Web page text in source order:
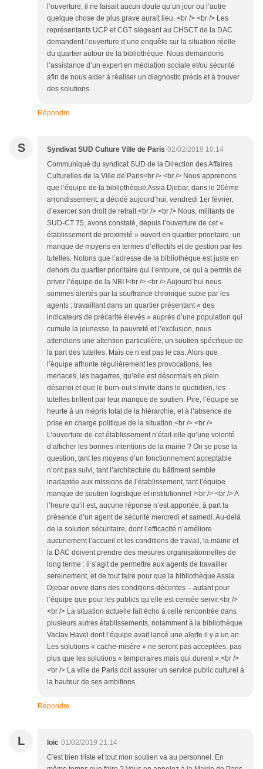
l’ouverture, il ne faisait aucun doute qu’un jour ou l’autre
quelque chose de plus grave aurait lieu. <br /> <br /> Les
représentants UCP et CGT siégeant au CHSCT de la DAC
demandent l’ouverture d’une enquête sur la situation réelle
du quartier autour de la bibliothèque. Nous demandons
l’assistance d’un expert en médiation sociale et/ou sécurité
afin de nous aider à réaliser un diagnostic précis et à trouver
des solutions.
Répondre
S Syndivat SUD Culture Ville de Paris 02/02/2019 10:14
Communiqué du syndicat SUD de la Direction des Affaires
Culturelles de la Ville de Paris<br /> <br /> Nous apprenons
que l’équipe de la bibliothèque Assia Djebar, dans le 20ème
arrondissement, a décidé aujourd’hui, vendredi 1er février,
d’exercer son droit de retrait.<br /> <br /> Nous, militants de
SUD-CT 75, avons constaté, depuis l’ouverture de cet «
établissement de proximité » ouvert en quartier prioritaire, un
manque de moyens en termes d’effectifs et de gestion par les
tutelles. Notons que l’adresse de la bibliothèque est juste en
dehors du quartier prioritaire qui l’entoure, ce qui a permis de
priver l’équipe de la NBI !<br /> <br /> Aujourd’hui nous
sommes alertés par la souffrance chronique subie par les
agents : travaillant dans un quartier présentant « des
indicateurs de précarité élevés » auprès d’une population qui
cumule la jeunesse, la pauvreté et l’exclusion, nous
attendions une attention particulière, un soutien spécifique de
la part des tutelles. Mais ce n’est pas le cas. Alors que
l’équipe affronte régulièrement les provocations, les
menaces, les bagarres, qu’elle est désormais en plein
désarroi et que le burn-out s’invite dans le quotidien, les
tutelles brillent par leur manque de soutien. Pire, l’équipe se
heurte à un mépris total de la hiérarchie, et à l’absence de
prise en charge politique de la situation.<br /> <br />
L’ouverture de cet établissement n’était-elle qu’une volonté
d’afficher les bonnes intentions de la mairie ? On se pose la
question, tant les moyens d’un fonctionnement acceptable
n’ont pas suivi, tant l’architecture du bâtiment semble
inadaptée aux missions de l’établissement, tant l’équipe
manque de soutien logistique et institutionnel !<br /> <br /> A
l’heure qu’il est, aucune réponse n’est apportée, à part la
présence d’un agent de sécurité mercredi et samedi. Au-delà
de la solution sécuritaire, dont l’efficacité n’améliore
aucunement l’accueil et les conditions de travail, la mairie et
la DAC doivent prendre des mesures organisationnelles de
long terme : il s’agit de permettre aux agents de travailler
sereinement, et de tout faire pour que la bibliothèque Assia
Djebar ouvre dans des conditions décentes – autant pour
l’équipe que pour les publics qu’elle est censée servir.<br />
<br /> La situation actuelle fait écho à celle rencontrée dans
plusieurs autres établissements, notamment à la bibliothèque
Vaclav Havel dont l’équipe avait lancé une alerte il y a un an.
Les solutions « cache-misère » ne seront pas acceptées, pas
plus que les solutions « temporaires mais qui durent ».<br />
<br /> La ville de Paris doit assurer un service public culturel à
la hauteur de ses ambitions.
Répondre
L loic 01/02/2019 21:14
C'est bien triste et tout mon soutien va au personnel. En